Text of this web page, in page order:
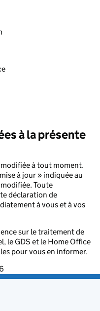
à la présente
à tout moment.
à jour » indiquée au
Toute
déclaration de
à vous et à vos
sur le traitement de
le GDS et le Home Office
pour vous en informer.